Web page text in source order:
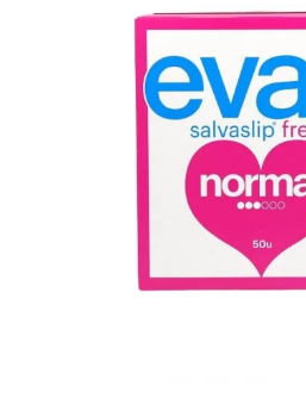
Protegeslips